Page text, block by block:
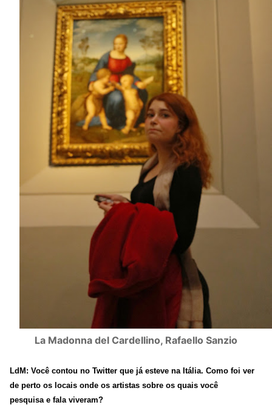
La Madonna del Cardellino, Rafaello Sanzio
LdM: Você contou no Twitter que já esteve na Itália. Como foi ver
de perto os locais onde os artistas sobre os quais você
pesquisa e fala viveram?